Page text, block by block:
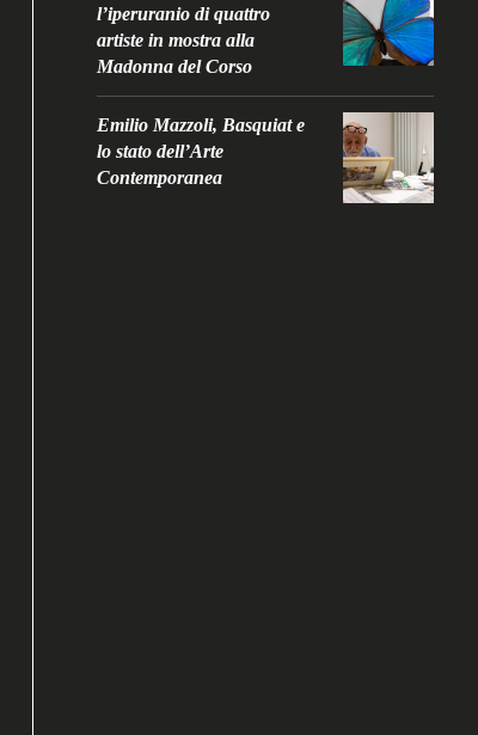
l’iperuranio di quattro
artiste in mostra alla
Madonna del Corso
Emilio Mazzoli, Basquiat e
lo stato dell’Arte
Contemporanea